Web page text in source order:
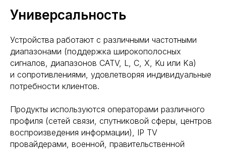
Универсальность
Устройства работают с различными частотными
диапазонами (поддержка широкополосных
сигналов, диапазонов CATV, L, C, X, Ku или Ka)
и сопротивлениями, удовлетворяя индивидуальные
потребности клиентов.
Продукты используются операторами различного
профиля (сетей связи, спутниковой сферы, центров
воспроизведения информации), IP TV
провайдерами, военной, правительственной